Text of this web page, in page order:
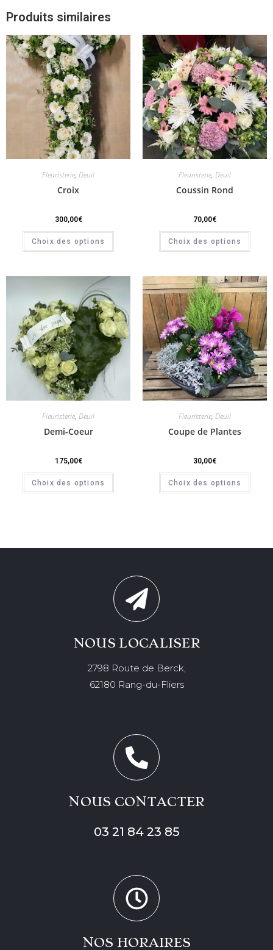
Produits similaires
Fleuristerie, Deuil
Croix
300,00€
Choix des options
Fleuristerie, Deuil
Coussin Rond
70,00€
Choix des options
Fleuristerie, Deuil
Demi-Coeur
175,00€
Choix des options
Fleuristerie, Deuil
Coupe de Plantes
30,00€
Choix des options
NOUS LOCALISER
2798 Route de Berck,
62180 Rang-du-Fliers
NOUS CONTACTER
03 21 84 23 85
NOS HORAIRES